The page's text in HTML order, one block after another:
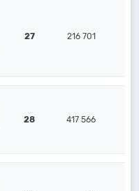
27 216 701
28 417 566